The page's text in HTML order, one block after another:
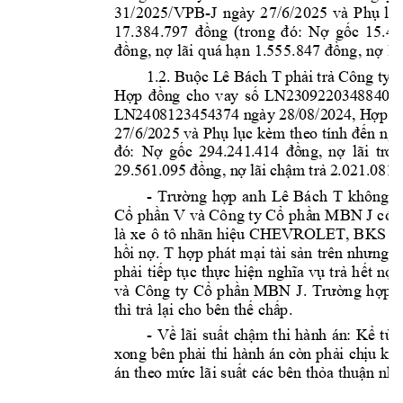
31/2025/VPB-J ngày 27/6/2025 và Phụ
17.384.797 đồng (trong đó: Nợ gốc 15
đồng, nợ lãi quá hạn 1.555.847 đồng, nợ
1.2. Buộc Lê Bách T phải trả Công ty
Hợp đồng cho vay số LN2309220348840
LN2408123454374 ngày 28/08/2024, Hợp đ
27/6/2025 và Phụ lục kèm theo tính đến ng
đó: Nợ gốc 294.241.414 đồng, nợ lãi tron
29.561.095 đồng, nợ lãi chậm trả 2.021.081
- Trường hợp anh Lê Bách T không
Cổ phần V và Công ty Cổ phần MBN J có
là xe ô tô nhãn hiệu CHEVROLET, BKS
hồi nợ. T hợp phát mại tài sản trên nhưng
phải tiếp tục thực hiện nghĩa vụ trả hết nợ
và Công ty Cổ phần MBN J. Trường hợp
thì trả lại cho bên thế chấp.
- Về lãi suất chậm thi hành án: Kể từ
xong bên phải thi hành án còn phải chịu kh
án theo mức lãi suất các bên thỏa thuận